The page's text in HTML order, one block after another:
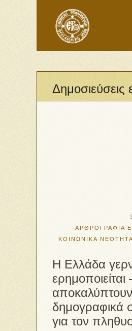
Δημοσιεύσεις
ΑΡΘΡΟΓΡΑΦΙΑ
ΚΟΙΝΩΝΙΚΑ
Η Ελλάδα
ερημοποιείται
δημογραφικά
για τον